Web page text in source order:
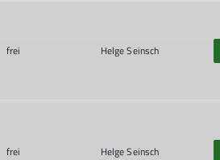
frei Helge Seinsch
frei Helge Seinsch